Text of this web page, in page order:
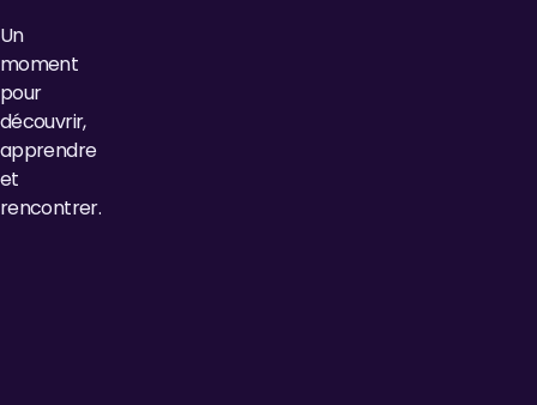
Un
moment
pour
découvrir,
apprendre
et
rencontrer.